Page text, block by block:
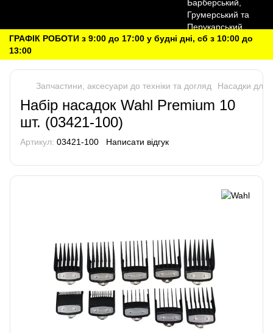
ГРАФІК РОБОТИ з 9:00 до 17:00 у будні дні, сб з 10:00 до
13:00
Запчастини, аксесуари до техніки та догляд Насадки для
Набір насадок Wahl Premium 10
шт. (03421-100)
Артикул: 03421-100 Написати відгук